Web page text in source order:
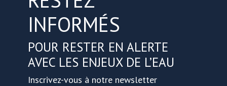
INFORMÉS
POUR RESTER EN ALERTE
AVEC LES ENJEUX DE L’EAU
Inscrivez-vous à notre newsletter